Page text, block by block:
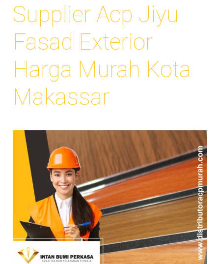
Supplier Acp Jiyu
Fasad Exterior
Harga Murah Kota
Makassar